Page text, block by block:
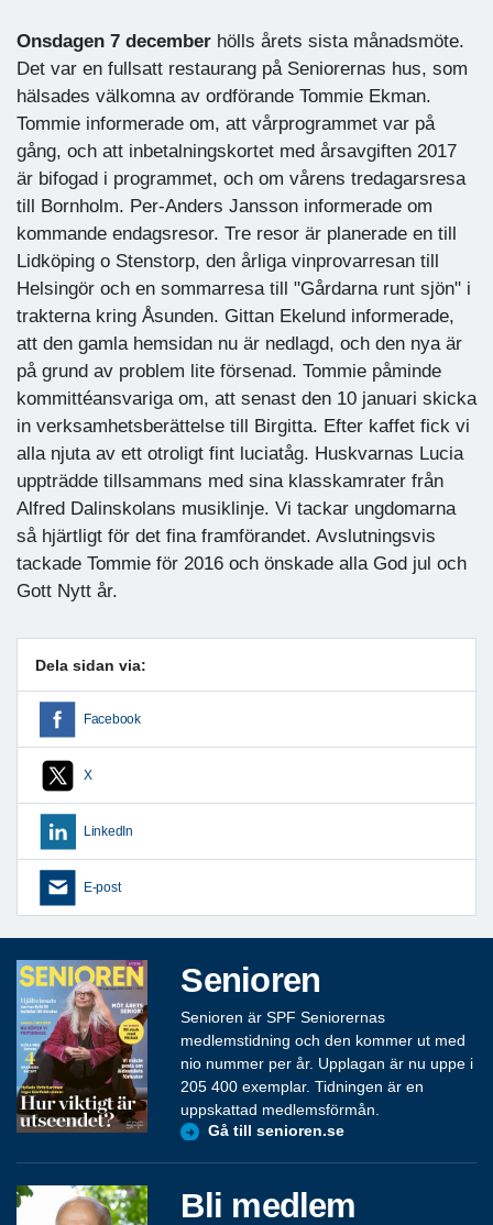
Onsdagen 7 december hölls årets sista månadsmöte.
Det var en fullsatt restaurang på Seniorernas hus, som
hälsades välkomna av ordförande Tommie Ekman.
Tommie informerade om, att vårprogrammet var på
gång, och att inbetalningskortet med årsavgiften 2017
är bifogad i programmet, och om vårens tredagarsresa
till Bornholm. Per-Anders Jansson informerade om
kommande endagsresor. Tre resor är planerade en till
Lidköping o Stenstorp, den årliga vinprovarresan till
Helsingör och en sommarresa till "Gårdarna runt sjön" i
trakterna kring Åsunden. Gittan Ekelund informerade,
att den gamla hemsidan nu är nedlagd, och den nya är
på grund av problem lite försenad. Tommie påminde
kommittéansvariga om, att senast den 10 januari skicka
in verksamhetsberättelse till Birgitta. Efter kaffet fick vi
alla njuta av ett otroligt fint luciatåg. Huskvarnas Lucia
uppträdde tillsammans med sina klasskamrater från
Alfred Dalinskolans musiklinje. Vi tackar ungdomarna
så hjärtligt för det fina framförandet. Avslutningsvis
tackade Tommie för 2016 och önskade alla God jul och
Gott Nytt år.
Dela sidan via:
Facebook
X
LinkedIn
E-post
Senioren
Senioren är SPF Seniorernas
medlemstidning och den kommer ut med
nio nummer per år. Upplagan är nu uppe i
205 400 exemplar. Tidningen är en
uppskattad medlemsförmån.
Gå till senioren.se
Bli medlem